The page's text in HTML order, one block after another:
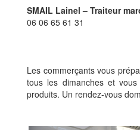
SMAIL Lainel – Traiteur
06 06 65 61 31
Les commerçants vous
tous les dimanches et
produits. Un rendez-vous